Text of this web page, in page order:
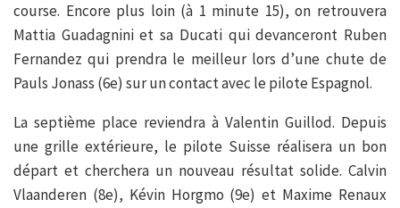
course. Encore plus loin (à 1 minute 15), on retrouvera
Mattia Guadagnini et sa Ducati qui devanceront Ruben
Fernandez qui prendra le meilleur lors d’une chute de
Pauls Jonass (6e) sur un contact avec le pilote Espagnol.
La septième place reviendra à Valentin Guillod. Depuis
une grille extérieure, le pilote Suisse réalisera un bon
départ et cherchera un nouveau résultat solide. Calvin
Vlaanderen (8e), Kévin Horgmo (9e) et Maxime Renaux